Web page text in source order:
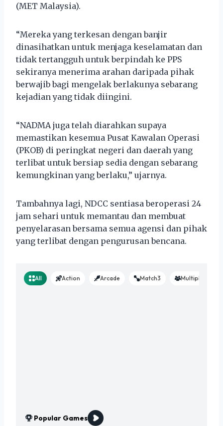
(MET Malaysia).
“Mereka yang terkesan dengan banjir
dinasihatkan untuk menjaga keselamatan dan
tidak tertangguh untuk berpindah ke PPS
sekiranya menerima arahan daripada pihak
berwajib bagi mengelak berlakunya sebarang
kejadian yang tidak diingini.
“NADMA juga telah diarahkan supaya
memastikan kesemua Pusat Kawalan Operasi
(PKOB) di peringkat negeri dan daerah yang
terlibat untuk bersiap sedia dengan sebarang
kemungkinan yang berlaku,” ujarnya.
Tambahnya lagi, NDCC sentiasa beroperasi 24
jam sehari untuk memantau dan membuat
penyelarasan bersama semua agensi dan pihak
yang terlibat dengan pengurusan bencana.